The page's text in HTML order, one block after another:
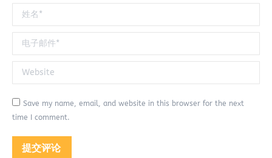
姓名 *
电子邮件 *
Website
Save my name, email, and website in this browser for the next
time I comment.
提交评论